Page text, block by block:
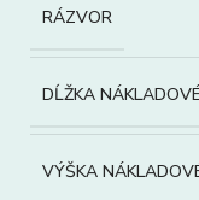
RÁZVOR
DĹŽKA
VÝŠKA